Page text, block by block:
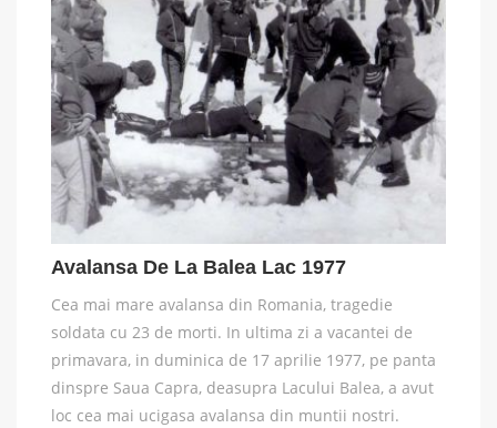
Avalansa De La Balea Lac 1977
Cea mai mare avalansa din Romania, tragedie
soldata cu 23 de morti. In ultima zi a vacantei de
primavara, in duminica de 17 aprilie 1977, pe panta
dinspre Saua Capra, deasupra Lacului Balea, a avut
loc cea mai ucigasa avalansa din muntii nostri.